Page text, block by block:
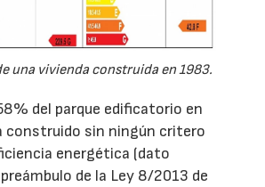
una vivienda construida en 1983.
del parque edificatorio en
construido sin ningún critero
energética (dato
de la Ley 8/2013 de